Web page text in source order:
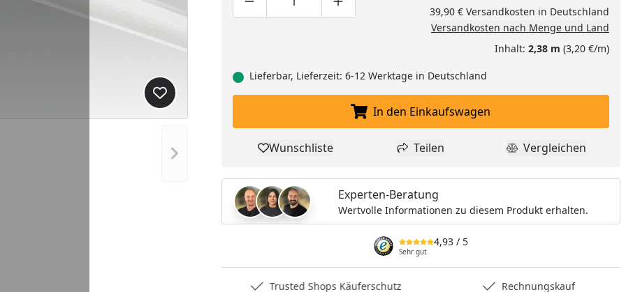
Nächstes Bild anzeigen
Produkt zur Wunschliste hinzufügen
Produktmenge um eins verringern
Produktmenge manuell eingeben
Produktmenge um eins erhöhen39,90 € Versandkosten in Deutschland
Versandkosten nach Menge und Land
Inhalt: 2,38 m (3,20 €/m)
Lieferbar, Lieferzeit: 6-12 Werktage in Deutschland
In den Einkaufswagen legen
In den Einkaufswagen
Produkt zur Wunschliste hinzufügen
Wunschliste Teilen
Teilen Produkt
Vergleichen
Experten-Beratung
Wertvolle Informationen zu diesem Produkt erhalten.
4,93 / 5
Sehr gut
Trusted Shops Käuferschutz Rechnungskauf